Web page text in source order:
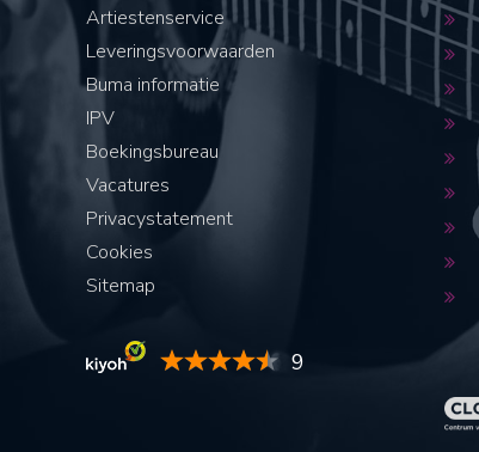
Artiestenservice
Leveringsvoorwaarden
Buma informatie
IPV
Boekingsbureau
Vacatures
Privacystatement
Cookies
Sitemap
9